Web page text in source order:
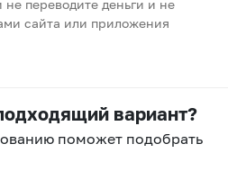
не переводите деньги и не
сайта или приложения
вариант?
поможет подобрать